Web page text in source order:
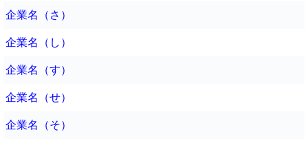
企業名（さ）
企業名（し）
企業名（す）
企業名（せ）
企業名（そ）